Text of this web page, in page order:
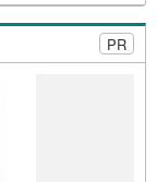
をご提案「自分ら
フロンティアで叶
受付中です
PR